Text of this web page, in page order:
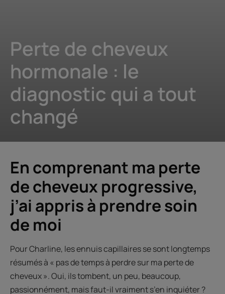
Perte de cheveux
hormonale : le
diagnostic qui a tout
changé
En comprenant ma perte
de cheveux progressive,
j’ai appris à prendre soin
de moi
Pour Charline, les ennuis capillaires se sont longtemps
résumés à « pas de temps à perdre sur ma perte de
cheveux ». Oui, ils tombent, un peu, beaucoup,
passionnément, mais faut-il vraiment s’en inquiéter ?